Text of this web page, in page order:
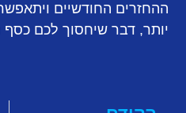
ההחזרים החודשיים
יותר, דבר שיחסוך לכם כסף